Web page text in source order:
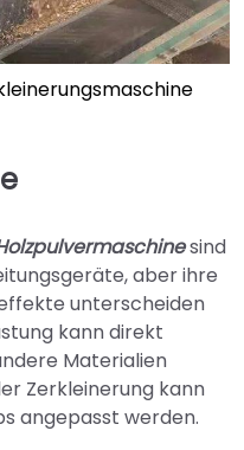
sind
aber ihre
unterscheiden
kann direkt
Materialien
Zerkleinerung kann
angepasst werden.